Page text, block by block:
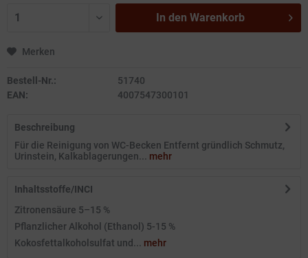
In den Warenkorb
Merken
Bestell-Nr.:
51740
EAN:
4007547300101
Beschreibung
Für die Reinigung von WC-Becken Entfernt gründlich Schmutz,
Urinstein, Kalkablagerungen... mehr
Inhaltsstoffe/INCI
Zitronensäure 5–15 %
Pflanzlicher Alkohol (Ethanol) 5-15 %
Kokosfettalkoholsulfat und... mehr